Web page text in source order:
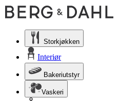
Storkjøkken
Interiør
Bakeriutstyr
Vaskeri